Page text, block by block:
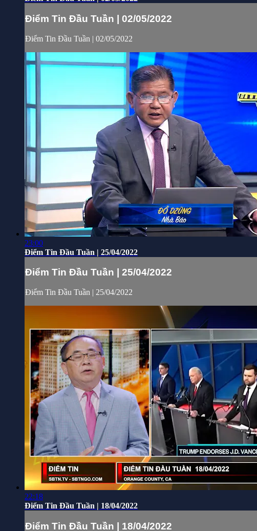
Điểm Tin Đầu Tuần | 02/05/2022
Điểm Tin Đầu Tuần | 02/05/2022
23:00
Điểm Tin Đầu Tuần | 25/04/2022
Điểm Tin Đầu Tuần | 25/04/2022
Điểm Tin Đầu Tuần | 25/04/2022
22:18
Điểm Tin Đầu Tuần | 18/04/2022
Điểm Tin Đầu Tuần | 18/04/2022